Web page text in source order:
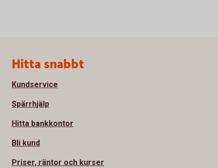
Sidfot
Hitta snabbt
Kundservice
Spärrhjälp
Hitta bankkontor
Bli kund
Priser, räntor och kurser